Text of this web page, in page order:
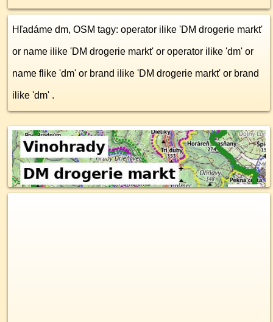
Hľadáme dm, OSM tagy: operator ilike 'DM drogerie markt'
or name ilike 'DM drogerie markt' or operator ilike 'dm' or
name flike 'dm' or brand ilike 'DM drogerie markt' or brand
ilike 'dm' .